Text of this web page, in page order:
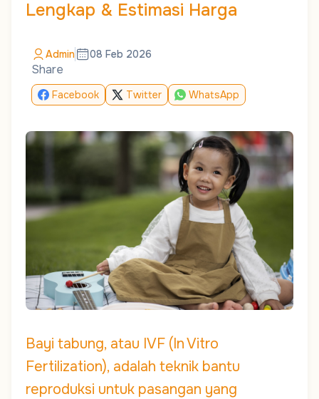
Lengkap & Estimasi Harga
Admin 08 Feb 2026
Share
Facebook Twitter WhatsApp
Bayi tabung, atau IVF (In Vitro
Fertilization), adalah teknik bantu
reproduksi untuk pasangan yang